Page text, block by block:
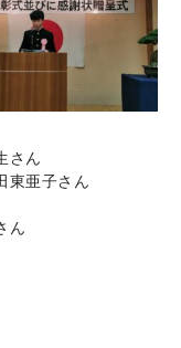
さん
東亜子さん
ん